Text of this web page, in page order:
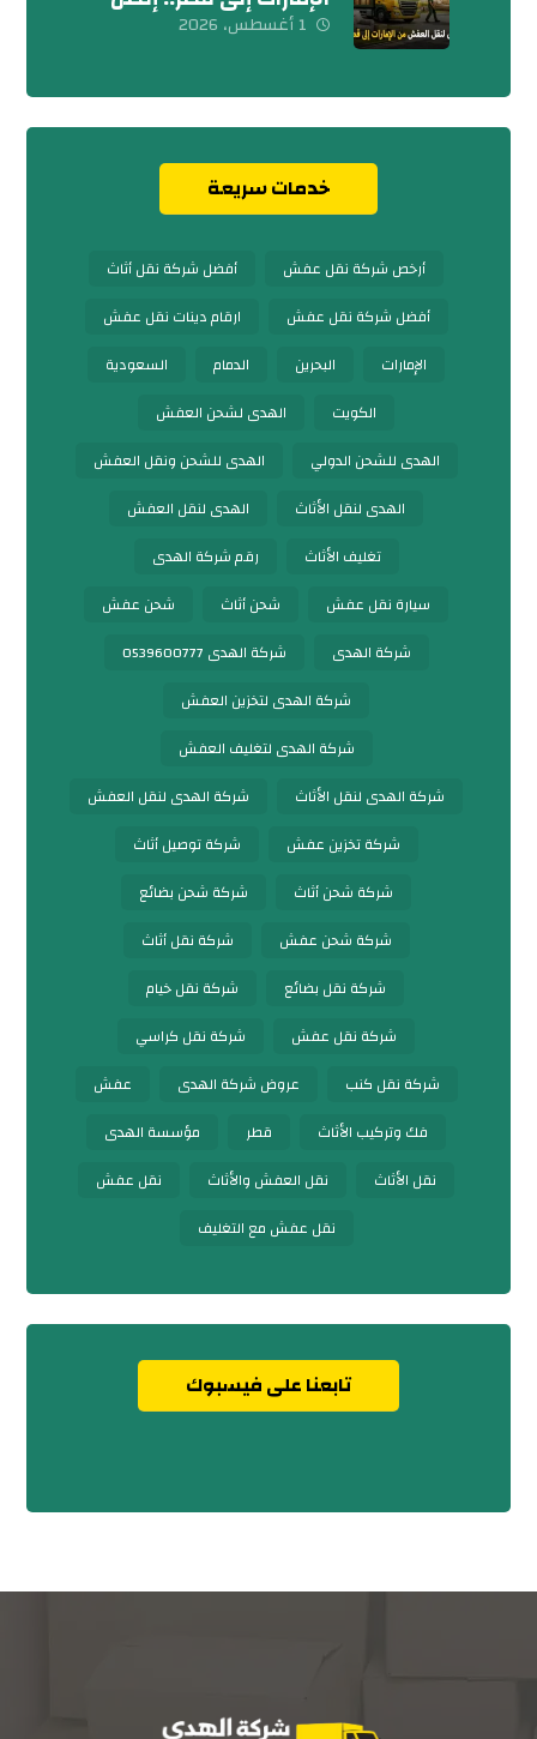
بنا الآن
1 أغسطس، 2026
خدمات سريعة
أرخص شركة نقل عفش
أفضل شركة نقل أثاث
أفضل شركة نقل عفش
ارقام دينات نقل عفش
الإمارات
البحرين الدمام
السعودية
الكويت
الهدى لشحن العفش
الهدى للشحن الدولي
الهدى للشحن ونقل العفش
الهدى لنقل الأثاث
الهدى لنقل العفش
تغليف الأثاث
رقم شركة الهدى
سيارة نقل عفش
شحن أثاث
شحن عفش
شركة الهدى
شركة الهدى 0539600777
شركة الهدى لتخزين العفش
شركة الهدى لتغليف العفش
شركة الهدى لنقل الأثاث
شركة الهدى لنقل العفش
شركة تخزين عفش
شركة توصيل أثاث
شركة شحن أثاث
شركة شحن بضائع
شركة شحن عفش
شركة نقل أثاث
شركة نقل بضائع
شركة نقل خيام
شركة نقل عفش
شركة نقل كراسي
شركة نقل كنب
عروض شركة الهدى
عفش
فك وتركيب الأثاث
قطر
مؤسسة الهدى
نقل الأثاث
نقل العفش والأثاث
نقل عفش
نقل عفش مع التغليف
تابعنا على فيسبوك